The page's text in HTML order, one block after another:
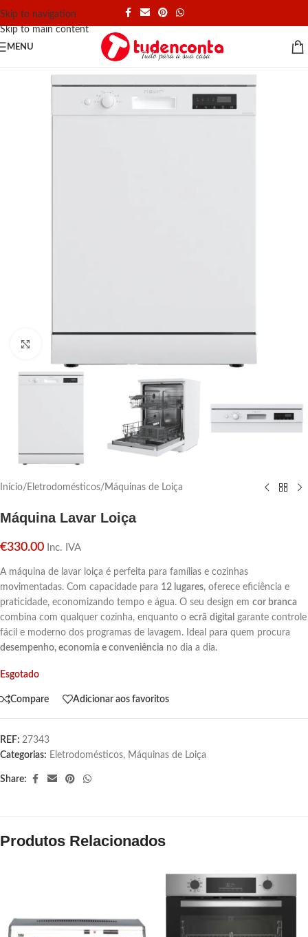
Skip to navigation
Skip to main content
MENU
Início/ Eletrodomésticos/ Máquinas de Loiça
Máquina Lavar Loiça
€330.00 Inc. IVA
A máquina de lavar loiça é perfeita para famílias e cozinhas
movimentadas. Com capacidade para 12 lugares, oferece eficiência e
praticidade, economizando tempo e água. O seu design em cor branca
combina com qualquer cozinha, enquanto o ecrã digital garante controle
fácil e moderno dos programas de lavagem. Ideal para quem procura
desempenho, economia e conveniência no dia a dia.
Esgotado
Compare Adicionar aos favoritos
REF: 27343
Categorias: Eletrodomésticos, Máquinas de Loiça
Share:
Produtos Relacionados